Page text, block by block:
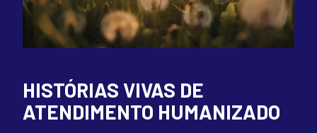
HISTÓRIAS VIVAS DE
ATENDIMENTO HUMANIZADO